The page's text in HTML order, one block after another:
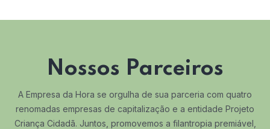
Nossos Parceiros
A Empresa da Hora se orgulha de sua parceria com quatro
renomadas empresas de capitalização e a entidade Projeto
Criança Cidadã. Juntos, promovemos a filantropia premiável,